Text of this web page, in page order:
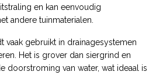
en kan eenvoudig
andere tuinmaterialen.
vaak gebruikt in drainagesystemen
Het is grover dan siergrind en
doorstroming van water, wat ideaal is